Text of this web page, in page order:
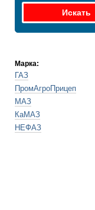
Марка:
ГАЗ
ПромАгроПрицеп
МАЗ
КаМАЗ
НЕФАЗ